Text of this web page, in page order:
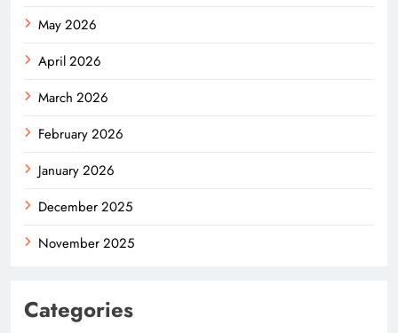
May 2026
April 2026
March 2026
February 2026
January 2026
December 2025
November 2025
Categories